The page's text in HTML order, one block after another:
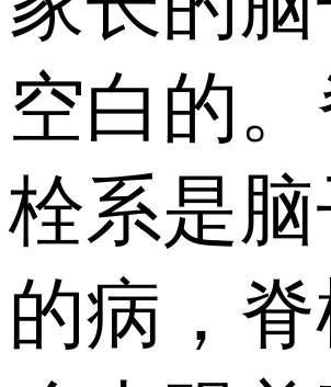
空白的
栓系是脑
的病，